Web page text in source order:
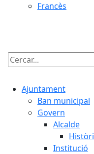
Francès
Cercar:
Ajuntament
Ban municipal
Govern
Alcalde
Institució